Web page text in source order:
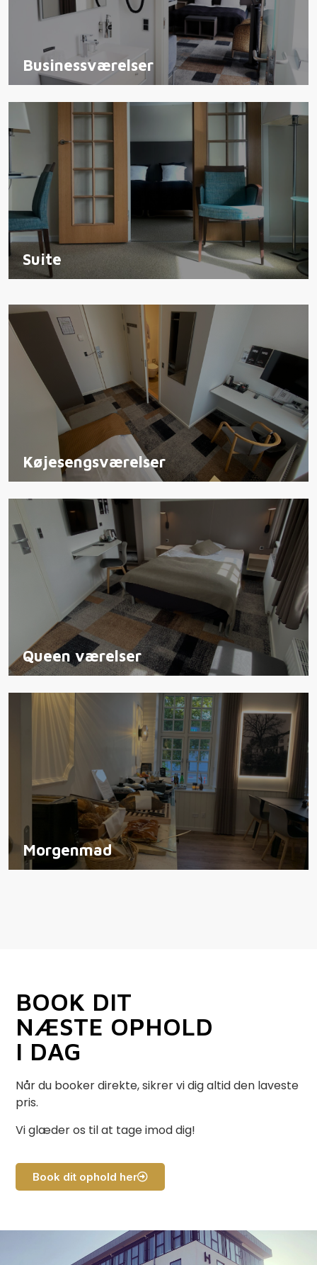
Businessværelser
Suite
Køjesengsværelser
Queen værelser
Morgenmad
BOOK DIT
NÆSTE OPHOLD
I DAG
Når du booker direkte, sikrer vi dig altid den laveste
pris.
Vi glæder os til at tage imod dig!
Book dit ophold her